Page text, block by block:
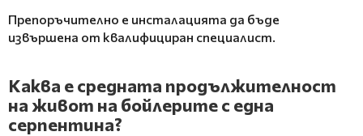
Препоръчително е инсталацията да бъде
извършена от квалифициран специалист.
Каква е средната продължителност
на живот на бойлерите с една
серпентина?